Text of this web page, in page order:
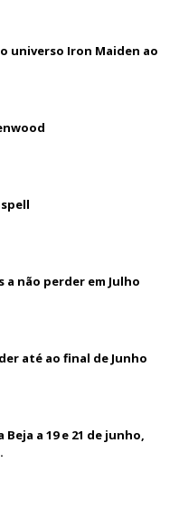
universo Iron Maiden ao
não perder em Julho
até ao final de Junho
Beja a 19 e 21 de junho,